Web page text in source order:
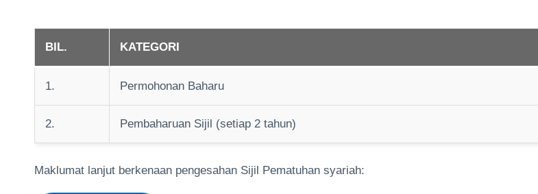
BIL. KATEGORI
1. Permohonan Baharu
2. Pembaharuan Sijil (setiap 2 tahun)
Maklumat lanjut berkenaan pengesahan Sijil Pematuhan syariah: